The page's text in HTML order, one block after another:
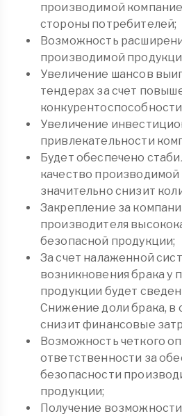
производимой
стороны потребителей;
Возможность
производимой
Увеличение шансов
тендерах за счет
Увеличение
привлекательности
Будет обеспечено
качество производимой
значительно снизит
Закрепление за
производителя
безопасной продукции;
За счет налаженной
возникновения брака у
продукции будет
Снижение доли брака, в
снизит финансовые
Возможность четкого
ответственности за
безопасности
продукции;
Получение